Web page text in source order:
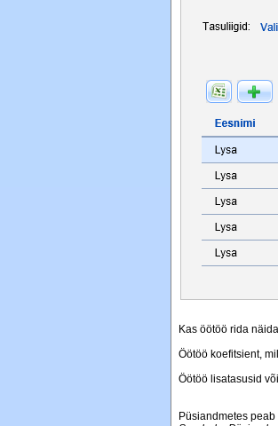
Kas öötöö rida
Öötöö koefitsient,
Öötöö lisatasusid
Püsiandmetes